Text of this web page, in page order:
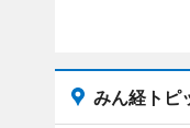
みん経トピ